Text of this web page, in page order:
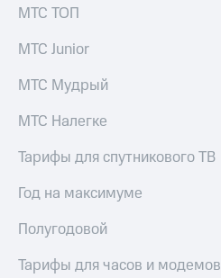
МТС ТОП
МТС Junior
МТС Мудрый
МТС Налегке
Тарифы для спутникового ТВ
Год на максимуме
Полугодовой
Тарифы для часов и модемов